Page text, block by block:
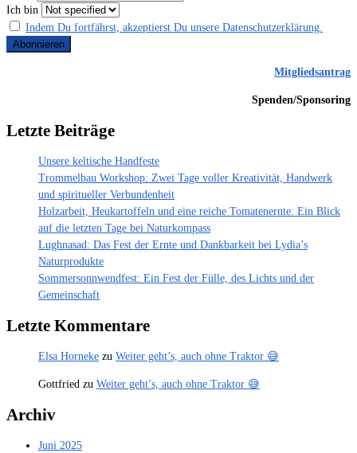
Ich bin
Indem Du fortfährst, akzeptierst Du unsere Datenschutzerklärung.
Mitgliedsantrag
Spenden/Sponsoring
Letzte Beiträge
Unsere keltische Handfeste
Trommelbau Workshop: Zwei Tage voller Kreativität, Handwerk
und spiritueller Verbundenheit
Holzarbeit, Heukartoffeln und eine reiche Tomatenernte: Ein Blick
auf die letzten Tage bei Naturkompass
Lughnasad: Das Fest der Ernte und Dankbarkeit bei Lydia’s
Naturprodukte
Sommersonnwendfest: Ein Fest der Fülle, des Lichts und der
Gemeinschaft
Letzte Kommentare
Elsa Horneke zu Weiter geht’s, auch ohne Traktor 😅
Gottfried zu Weiter geht’s, auch ohne Traktor 😅
Archiv
Juni 2025